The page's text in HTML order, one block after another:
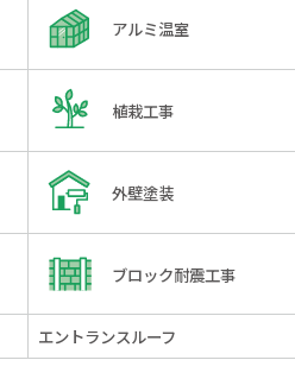
アルミ温室
植栽工事
外壁塗装
ブロック耐震工事
エントランスルーフ